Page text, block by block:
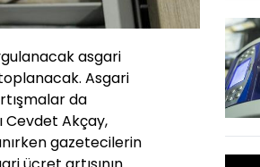
asgari
Asgari
da
Cevdet Akçay,
gazetecilerin